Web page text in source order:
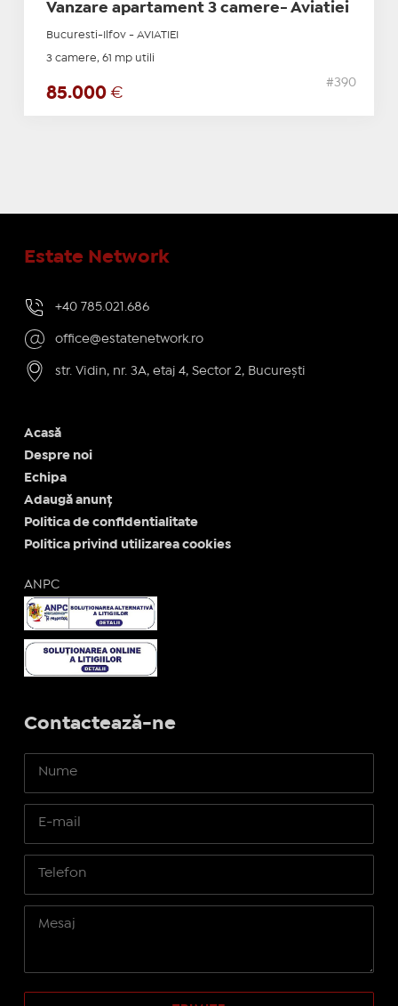
Vanzare apartament 3 camere- Aviatiei
Bucuresti-Ilfov - AVIATIEI
3 camere, 61 mp utili
85.000 €
#390
Estate Network
+40 785.021.686
office@estatenetwork.ro
str. Vidin, nr. 3A, etaj 4, Sector 2, București
Acasă
Despre noi
Echipa
Adaugă anunț
Politica de confidentialitate
Politica privind utilizarea cookies
ANPC
Contactează-ne